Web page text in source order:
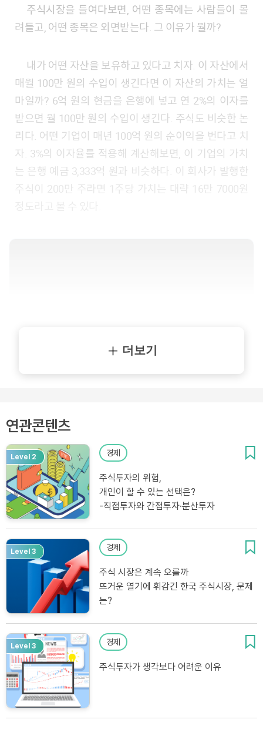
주식시장을 들여다보면, 어떤 종목에는 사람들이 몰
려들고, 어떤 종목은 외면받는다. 그 이유가 뭘까?
내가 어떤 자산을 보유하고 있다고 치자. 이 자산에서
매월 100만 원의 수입이 생긴다면 이 자산의 가치는 얼
마일까? 6억 원의 현금을 은행에 넣고 연 2%의 이자를
받으면 월 100만 원의 수입이 생긴다. 주식도 비슷한 논
리다. 어떤 기업이 매년 100억 원의 순이익을 번다고 치
자. 3%의 이자율를 적용해 계산해보면, 이 기업의 가치
는 은행 예금 3,333억 원과 비슷하다. 이 회사가 발행한
주식이 200만 주라면 1주당 가치는 대략 16만 7000원
더보기
연관콘텐츠
Level 2 경제
주식투자의 위험,
개인이 할 수 있는 선택은?
-직접투자와 간접투자·분산투자
Level 3 경제
주식 시장은 계속 오를까
뜨거운 열기에 휘감긴 한국 주식시장, 문제
는?
Level 3 경제
주식투자가 생각보다 어려운 이유